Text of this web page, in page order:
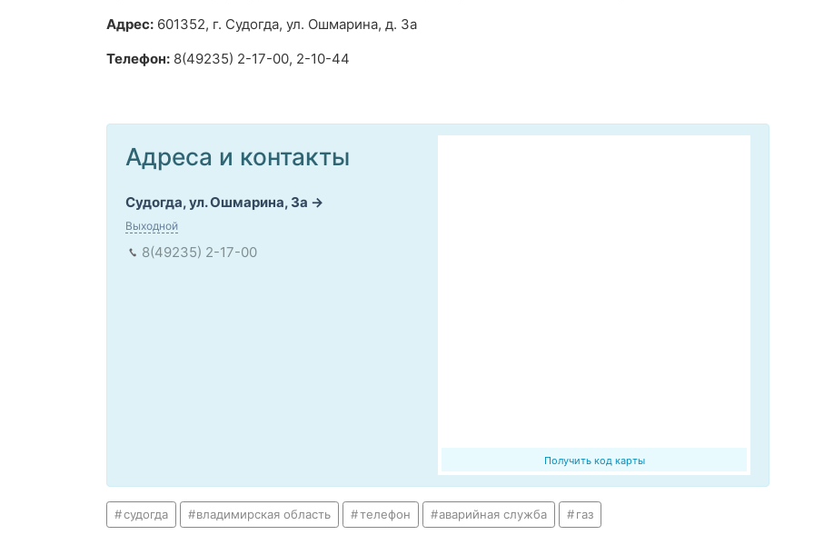
Адрес: 601352, г. Судогда, ул. Ошмарина, д. 3а
Телефон: 8(49235) 2-17-00, 2-10-44
Получить код карты
Адреса и контакты
Судогда, ул. Ошмарина, 3а
Выходной
8(49235) 2-17-00
судогда владимирская область телефон аварийная служба газ